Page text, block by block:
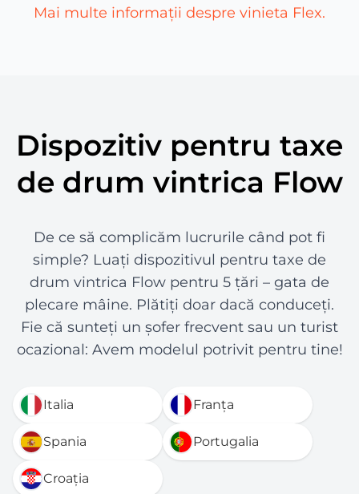
Mai multe informații despre vinieta Flex.
Dispozitiv pentru taxe
de drum vintrica Flow
De ce să complicăm lucrurile când pot fi
simple? Luați dispozitivul pentru taxe de
drum vintrica Flow pentru 5 țări – gata de
plecare mâine. Plătiți doar dacă conduceți.
Fie că sunteți un șofer frecvent sau un turist
ocazional: Avem modelul potrivit pentru tine!
Italia Franța
Spania Portugalia
Croația